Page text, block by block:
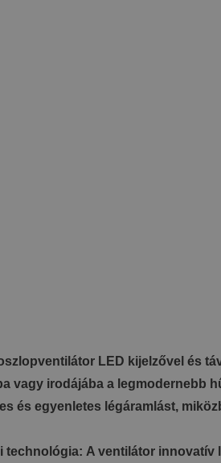
LED kijelzővel és
vagy irodájába a legmodernebb
és egyenletes légáramlást,
technológia: A ventilátor